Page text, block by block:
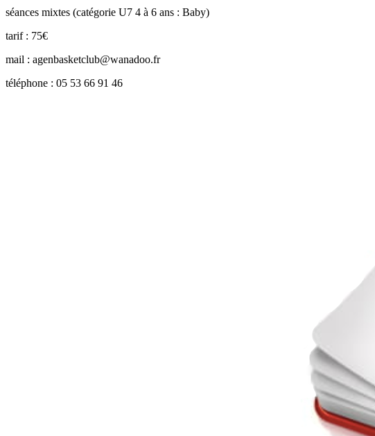
séances mixtes (catégorie U7 4 à 6 ans : Baby)
tarif : 75€
mail : agenbasketclub@wanadoo.fr
téléphone : 05 53 66 91 46